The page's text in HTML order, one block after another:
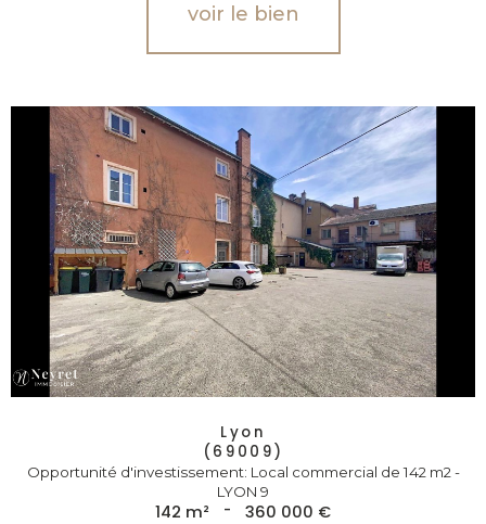
voir le bien
Lyon
(69009)
Opportunité d'investissement: Local commercial de 142 m2 -
LYON 9
142 m² - 360 000 €